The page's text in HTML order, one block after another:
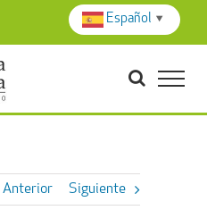
Anterior Siguiente
Español ▼